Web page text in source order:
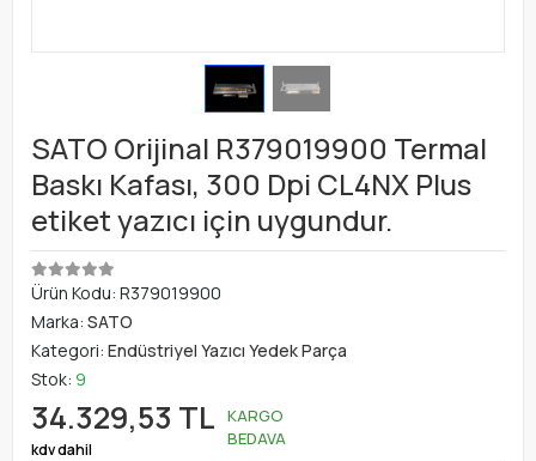
SATO Orijinal R379019900 Termal
Baskı Kafası, 300 Dpi CL4NX Plus
etiket yazıcı için uygundur.
Ürün Kodu: R379019900
Marka: SATO
Kategori: Endüstriyel Yazıcı Yedek Parça
Stok: 9
34.329,53 TL
kdv dahil
KARGO
BEDAVA